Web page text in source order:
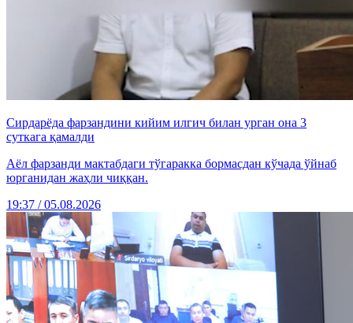
Сирдарёда фарзандини кийим илгич билан урган она 3
суткага қамалди
Аёл фарзанди мактабдаги тўгаракка бормасдан кўчада ўйнаб
юрганидан жаҳли чиққан.
19:37 / 05.08.2026